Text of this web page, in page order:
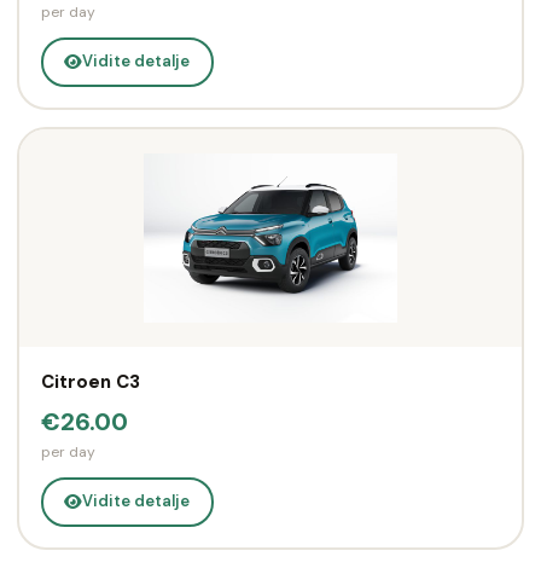
per day
Vidite detalje
Citroen C3
€26.00
per day
Vidite detalje